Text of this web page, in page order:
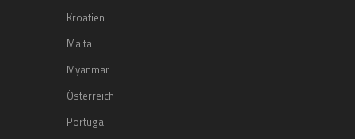
Kroatien
Malta
Myanmar
Österreich
Portugal